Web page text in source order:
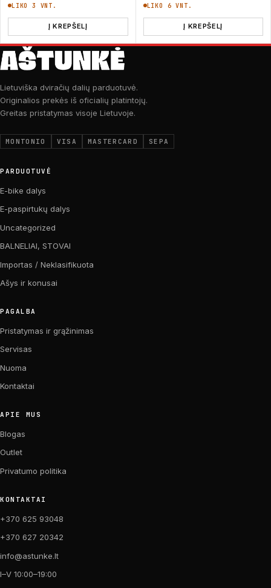
LIKO 3 VNT.
Į KREPŠELĮ
LIKO 6 VNT.
Į KREPŠELĮ
Lietuviška dviračių dalių parduotuvė.
Originalios prekės iš oficialių platintojų.
Greitas pristatymas visoje Lietuvoje.
MONTONIO VISA MASTERCARD SEPA
PARDUOTUVĖ
E-bike dalys
E-paspirtukų dalys
Uncategorized
BALNELIAI, STOVAI
Importas / Neklasifikuota
Ašys ir konusai
PAGALBA
Pristatymas ir grąžinimas
Servisas
Nuoma
Kontaktai
APIE MUS
Blogas
Outlet
Privatumo politika
KONTAKTAI
+370 625 93048
+370 627 20342
info@astunke.lt
I–V 10:00–19:00